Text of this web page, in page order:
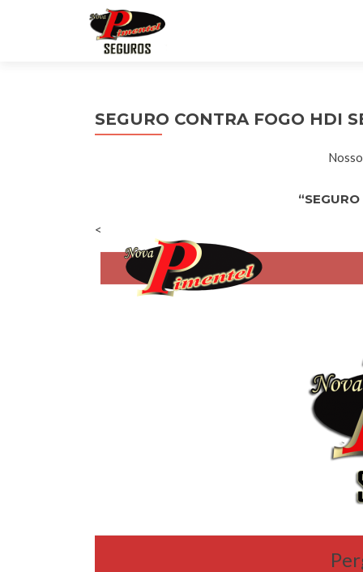
SEGURO CONTRA FOGO HDI
<